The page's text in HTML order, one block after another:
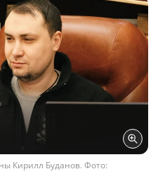
Кирилл Буданов. Фото: